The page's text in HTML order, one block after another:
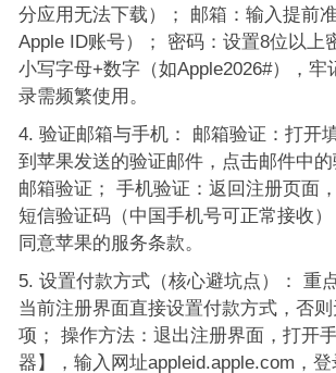
分应用无法下载）； 邮箱：输入提前
Apple ID账号）； 密码：设置8位以上
小写字母+数字（如Apple2026#），牢
录需频繁使用。
验证邮箱与手机： 邮箱验证：打开
到苹果发送的验证邮件，点击邮件中
邮箱验证； 手机验证：返回注册页面
短信验证码（中国手机号可正常接收）
同意苹果的服务条款。
设置付款方式（核心避坑点）： 重
当前注册界面直接设置付款方式，否则
项； 操作方法：退出注册界面，打开
器】，输入网址appleid.apple.com，